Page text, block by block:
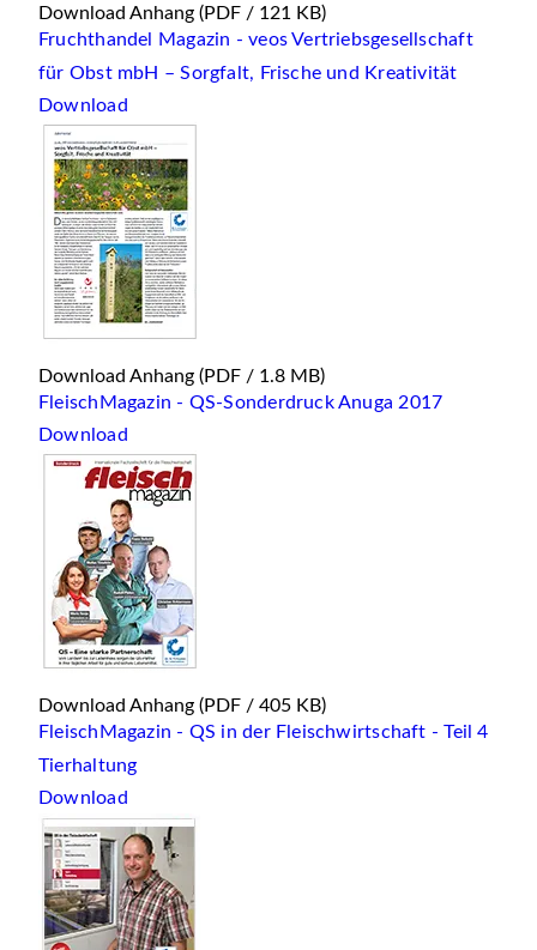
Download Anhang (PDF / 121 KB)
Fruchthandel Magazin - veos Vertriebsgesellschaft
für Obst mbH – Sorgfalt, Frische und Kreativität
Download
Download Anhang (PDF / 1.8 MB)
FleischMagazin - QS-Sonderdruck Anuga 2017
Download
Download Anhang (PDF / 405 KB)
FleischMagazin - QS in der Fleischwirtschaft - Teil 4
Tierhaltung
Download